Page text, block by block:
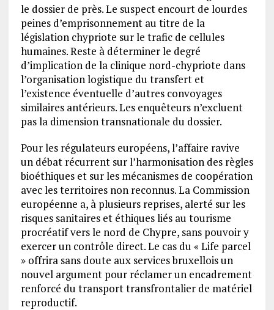
le dossier de près. Le suspect encourt de lourdes
peines d’emprisonnement au titre de la
législation chypriote sur le trafic de cellules
humaines. Reste à déterminer le degré
d’implication de la clinique nord-chypriote dans
l’organisation logistique du transfert et
l’existence éventuelle d’autres convoyages
similaires antérieurs. Les enquêteurs n’excluent
pas la dimension transnationale du dossier.
Pour les régulateurs européens, l’affaire ravive
un débat récurrent sur l’harmonisation des règles
bioéthiques et sur les mécanismes de coopération
avec les territoires non reconnus. La Commission
européenne a, à plusieurs reprises, alerté sur les
risques sanitaires et éthiques liés au tourisme
procréatif vers le nord de Chypre, sans pouvoir y
exercer un contrôle direct. Le cas du « Life parcel
» offrira sans doute aux services bruxellois un
nouvel argument pour réclamer un encadrement
renforcé du transport transfrontalier de matériel
reproductif.